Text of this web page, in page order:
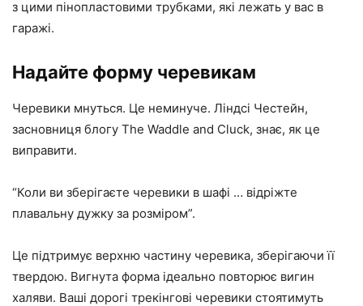
з цими пінопластовими трубками, які лежать у вас в
гаражі.
Надайте форму черевикам
Черевики мнуться. Це неминуче. Ліндсі Честейн,
засновниця блогу The Waddle and Cluck, знає, як це
виправити.
“Коли ви зберігаєте черевики в шафі … відріжте
плавальну дужку за розміром”.
Це підтримує верхню частину черевика, зберігаючи її
твердою. Вигнута форма ідеально повторює вигин
халяви. Ваші дорогі трекінгові черевики стоятимуть